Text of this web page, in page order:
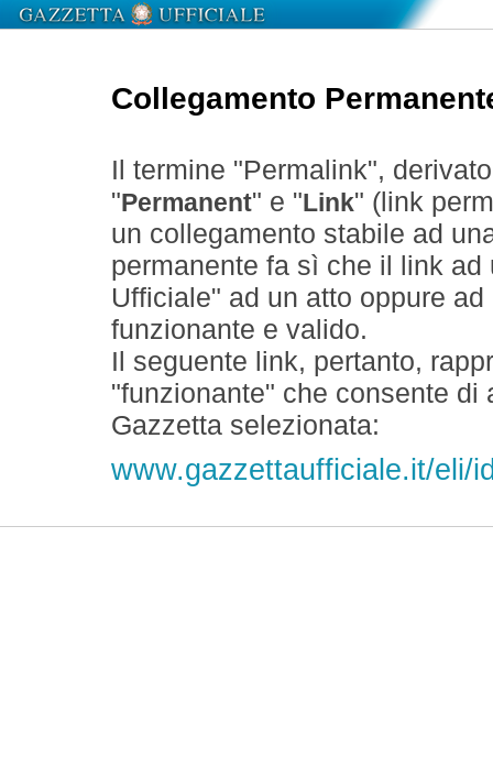
Collegamento
Il termine "Permalink",
" Permanent" e " Link" (link
un collegamento stabile ad
permanente fa sì che il link
Ufficiale" ad un atto oppure
funzionante e valido.
Il seguente link, pertanto,
"funzionante" che consente
Gazzetta selezionata:
www.gazzettaufficiale.it/eli/